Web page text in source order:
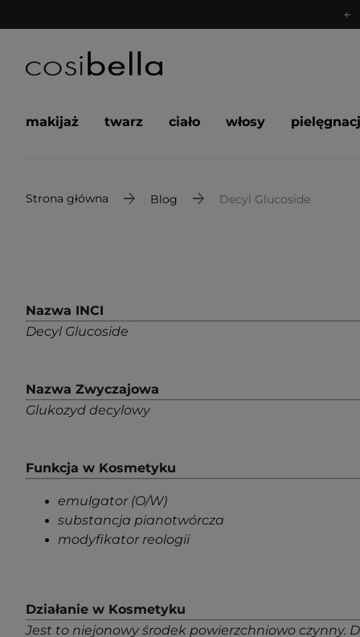
makijaż twarz ciało włosy
Strona główna Blog Decyl Glucoside
Nazwa INCI
Decyl Glucoside
Nazwa Zwyczajowa
Glukozyd decylowy
Funkcja w Kosmetyku
emulgator (O/W)
substancja pianotwórcza
modyfikator reologii
Działanie w Kosmetyku
Jest to niejonowy środek powierzchniowo czynny.